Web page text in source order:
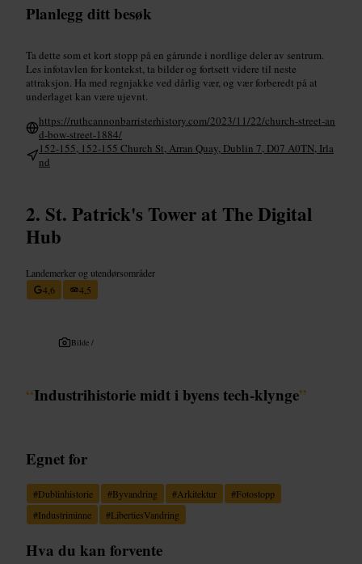
Planlegg ditt besøk
Ta dette som et kort stopp på en gårunde i nordlige deler av sentrum.
Les info­tavlen for kontekst, ta bilder og fortsett videre til neste
attraksjon. Ha med regnjakke ved dårlig vær, og vær forberedt på at
underlaget kan være ujevnt.
https://ruthcannonbarristerhistory.com/2023/11/22/church-street-an
d-bow-street-1884/
152-155, 152-155 Church St, Arran Quay, Dublin 7, D07 A0TN, Irla
nd
St. Patrick's Tower at The Digital
Hub
Landemerker og utendørsområder
4,6
4,5
Bilde /
“Industrihistorie midt i byens tech-klynge”
Egnet for
#Dublinhistorie #Byvandring #Arkitektur #Fotostopp
#Industriminne #LibertiesVandring
Hva du kan forvente